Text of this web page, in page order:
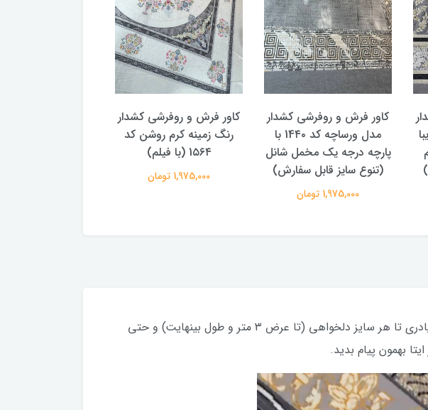
کاور فرش و روفرشی کشدار
مدل ورساچه کد 14۴۰ با
پارچه درجه یک مخمل شانل
(تنوع سایز قابل سفارش)
1,975,000 تومان
کاور فرش و روفرشی کشدار
رنگ زمینه کرم روشن کد
1۵۶۴ (با فیلم)
1,975,000 تومان
فیلم زنده (رامش مارکت):از هر طرح، علاوه بر کاور فرش، میتونید فرشینه در هر ابعادی از پادری تا هر سایز دلخواهی (تا عرض ۳ متر و طول بینهایت) و حتی
بهمون پیام بدید.